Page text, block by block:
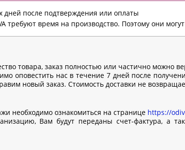
дней после подтверждения или оплаты
требуют время на производство. Поэтому они
товара, заказ полностью или частично можно
оповестить нас в течение 7 дней после
новый заказ. Стоимость доставки не
необходимо ознакомиться на странице https://
Вам будут переданы счет-фактура, а